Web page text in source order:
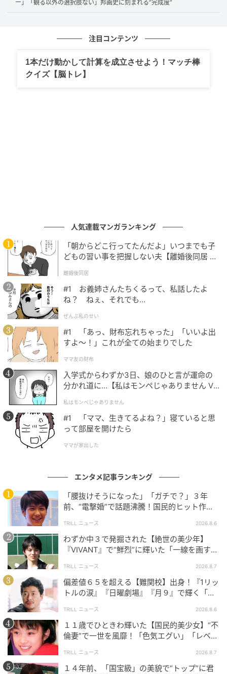
れる痛快な盗賊の美学※ネタバレあり
故・池波正太郎さんの不朽の名作を実写化した時代劇
そんな本作は放送終了後も、その余韻とクオリティの
高さから、多くのファンが物語との再会を切望し続け
てきました。SNS上では「再放送して欲しい…」「再放
送希望！」といった熱いリクエストが絶えず発信され
ており、どれだけ本作が愛されているかが伺えます。
そのなかで、
2026年5月17日からNHKBSプレミアム
4Kでの再放送が決定（※2026年6月23日からNHKBSで
も再放送）しており、SNSでは「NHK様マジでありが
とう」「キタァァァ」「嬉しすぎて悲鳴」「嬉しゅう
ござんす！」「本気で待ってた！」といった歓喜の声
が続出。蘇る雲霧一党の鮮やかな手口と、火付盗賊改
方との緊張感あふれる対決を再び堪能できる機会に、
多くの視聴者が熱い視線を注いでいます。
「艶やかで美しい」重厚なキャストの中で輝
く内山理名の好演
ドラマ『雲霧仁左衛門2』では、静かなる威厳を漂わせ
る中井貴一さんをはじめ、宿敵を演じる國村隼さんの
底知れぬ凄みの演技合戦が見どころです。さらには柄
本佑さん、手塚とおるさん、遠藤久美子さんといっ
た、実力派の共演は圧巻の一言
後にある人生までをも体現し、一瞬の視線の交錯や静
寂が物語の品格を高いレベルへと押し上げています。
そんな実力派キャストのなかで、一際輝く存在感を放
っていたのが
仁左衛門の側近として「七化け」の異名
をとるお千代を演じた内山理名さん
です。ある時は気
品あふれる武家の娘、ある時は妖艶な町娘と、変幻自
在に姿を変えて任務を全うする内山さんの姿は、冷徹
な盗賊の世界において鮮やかな彩りを添えています。
SNSでは「立ち姿さえ綺麗」「凛々しい」「本当に艶
ー」「観る以外の選択肢ない」邦画史に刻まれる“完成度”
注目コンテンツ
1本だけ動かして計算を成立させよう！マッチ棒
クイズ【脳トレ】
人気連載マンガランキング
「朝からどこ行ってたんだよ」いつまでも子
どもの習い事を把握しない夫【離婚後同居 Vo
離婚後同居
#1 お義姉さんたちくるって、私話したよ
ね？ ねぇ、それでも…
ぜんぶ私のせい
#1 「あっ、財布忘れちゃった」「いいよ出
すよ〜！」これが全ての始まりでした
ママ友の財布
入学式からわずか3日、娘のひと言が運命の
分かれ道に…【私はモンペじゃありません Vo
私はモンペじゃありません
#1 「ママ、生きてるよね？」寝ていると思
って部屋を開けたら
ママが家出した
エンタメ記事ランキング
「腰抜けそうになった」「ガチで？」３年
前、“電撃婚”で話題沸騰！国民的ヒット作
TRILL ニュース 2026.8.6
わずか中３で発掘された【絶世の美少年】
『VIVANT』で“鮮烈”に輝いた「一線を画す」
TRILL ニュース 2026.8.7
偏差値６５を超える【難関校】出身！『1リッ
トルの涙』『日曜劇場』『月９』で輝く「別
TRILL ニュース 2026.8.6
１１歳でひときわ輝いた【国民的美少女】“不
倫妻”で一世を風靡！「色気エグい」「レベ
TRILL ニュース 2026.8.7
１４年前、「国宝級」の美貌で“トップ”に君